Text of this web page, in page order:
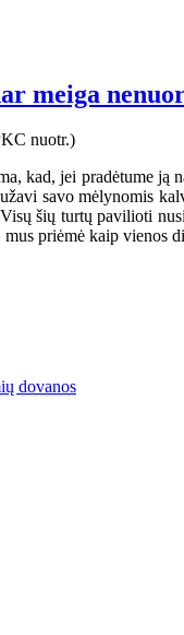
meiga
kad, jei pradėtume ją
savo mėlynomis
šių turtų pavilioti
priėmė kaip vienos
dovanos